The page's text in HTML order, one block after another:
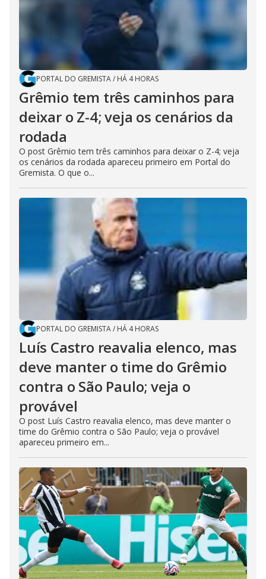
PORTAL DO GREMISTA/ HÁ 4 HORAS
Grêmio tem três caminhos para
deixar o Z-4; veja os cenários da
rodada
O post Grêmio tem três caminhos para deixar o Z-4; veja
os cenários da rodada apareceu primeiro em Portal do
Gremista. O que o...
PORTAL DO GREMISTA/ HÁ 4 HORAS
Luís Castro reavalia elenco, mas
deve manter o time do Grêmio
contra o São Paulo; veja o
provável
O post Luís Castro reavalia elenco, mas deve manter o
time do Grêmio contra o São Paulo; veja o provável
apareceu primeiro em...